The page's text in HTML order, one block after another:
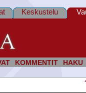
KOMMENTIT HAKU
Keskustelu